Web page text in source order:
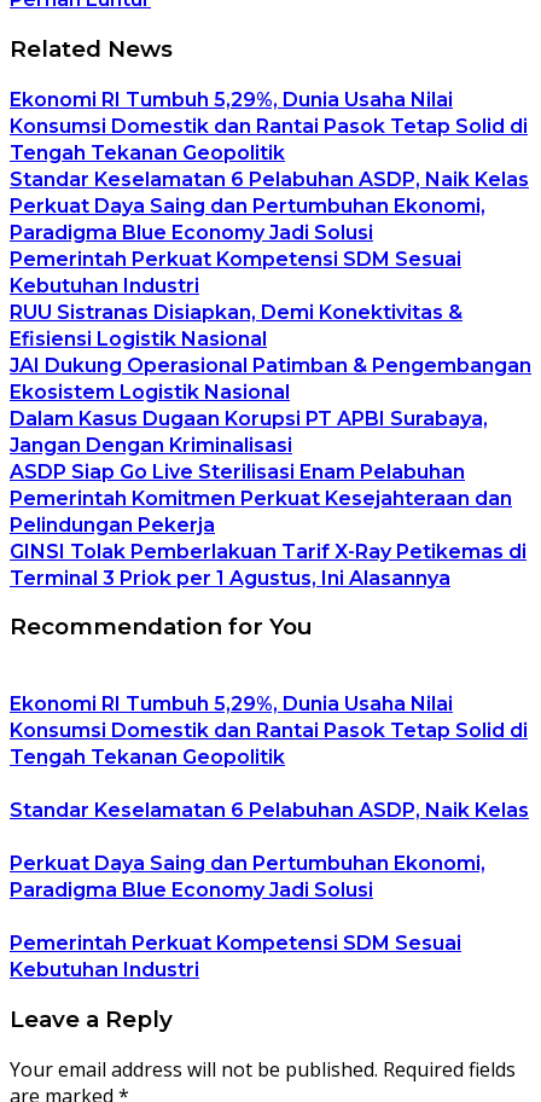
Related News
Ekonomi RI Tumbuh 5,29%, Dunia Usaha Nilai
Konsumsi Domestik dan Rantai Pasok Tetap Solid di
Tengah Tekanan Geopolitik
Standar Keselamatan 6 Pelabuhan ASDP, Naik Kelas
Perkuat Daya Saing dan Pertumbuhan Ekonomi,
Paradigma Blue Economy Jadi Solusi
Pemerintah Perkuat Kompetensi SDM Sesuai
Kebutuhan Industri
RUU Sistranas Disiapkan, Demi Konektivitas &
Efisiensi Logistik Nasional
JAI Dukung Operasional Patimban & Pengembangan
Ekosistem Logistik Nasional
Dalam Kasus Dugaan Korupsi PT APBI Surabaya,
Jangan Dengan Kriminalisasi
ASDP Siap Go Live Sterilisasi Enam Pelabuhan
Pemerintah Komitmen Perkuat Kesejahteraan dan
Pelindungan Pekerja
GINSI Tolak Pemberlakuan Tarif X-Ray Petikemas di
Terminal 3 Priok per 1 Agustus, Ini Alasannya
Recommendation for You
Ekonomi RI Tumbuh 5,29%, Dunia Usaha Nilai
Konsumsi Domestik dan Rantai Pasok Tetap Solid di
Tengah Tekanan Geopolitik
Standar Keselamatan 6 Pelabuhan ASDP, Naik Kelas
Perkuat Daya Saing dan Pertumbuhan Ekonomi,
Paradigma Blue Economy Jadi Solusi
Pemerintah Perkuat Kompetensi SDM Sesuai
Kebutuhan Industri
Leave a Reply
Your email address will not be published. Required fields
are marked *